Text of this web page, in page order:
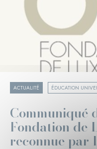
ACTUALITÉ ÉDUCATION
Communiqué
Fondation de
reconnue par